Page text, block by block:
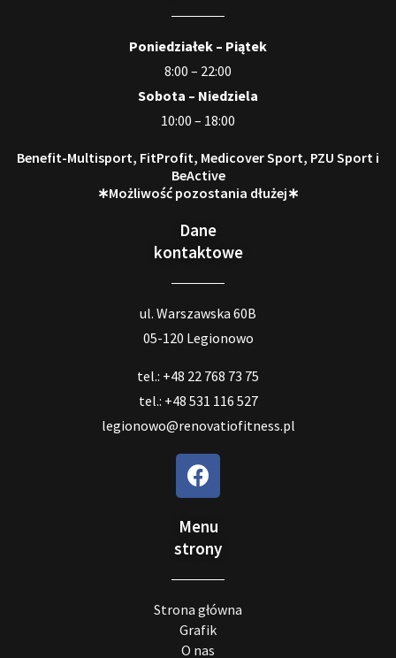
Poniedziałek – Piątek
8:00 – 22:00
Sobota – Niedziela
10:00 – 18:00
Benefit-Multisport, FitProfit, Medicover Sport, PZU Sport i
BeActive
∗Możliwość pozostania dłużej∗
Dane
kontaktowe
ul. Warszawska 60B
05-120 Legionowo
tel.: +48 22 768 73 75
tel.: +48 531 116 527
legionowo@renovatiofitness.pl
Menu
strony
Strona główna
Grafik
O nas